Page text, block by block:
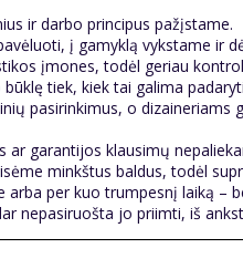
ir darbo principus pažįstame.
į gamyklą vykstame ir
įmones, todėl geriau
tiek, kiek tai galima
pasirinkimus, o
garantijos klausimų
minkštus baldus, todėl
per kuo trumpesnį laiką –
nepasiruošta jo priimti, iš